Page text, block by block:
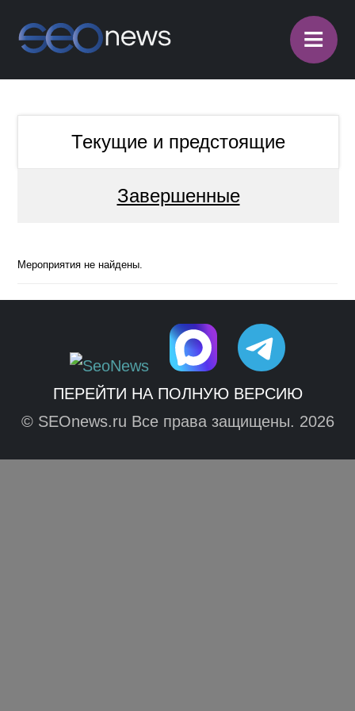
≡
Текущие и предстоящие
Завершенные
Мероприятия не найдены.
ПЕРЕЙТИ НА ПОЛНУЮ ВЕРСИЮ
© SEOnews.ru Все права защищены. 2026